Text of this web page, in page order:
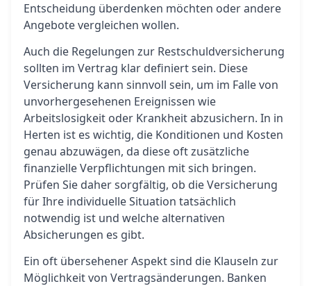
Entscheidung überdenken möchten oder andere
Angebote vergleichen wollen.
Auch die Regelungen zur Restschuldversicherung
sollten im Vertrag klar definiert sein. Diese
Versicherung kann sinnvoll sein, um im Falle von
unvorhergesehenen Ereignissen wie
Arbeitslosigkeit oder Krankheit abzusichern. In in
Herten ist es wichtig, die Konditionen und Kosten
genau abzuwägen, da diese oft zusätzliche
finanzielle Verpflichtungen mit sich bringen.
Prüfen Sie daher sorgfältig, ob die Versicherung
für Ihre individuelle Situation tatsächlich
notwendig ist und welche alternativen
Absicherungen es gibt.
Ein oft übersehener Aspekt sind die Klauseln zur
Möglichkeit von Vertragsänderungen. Banken